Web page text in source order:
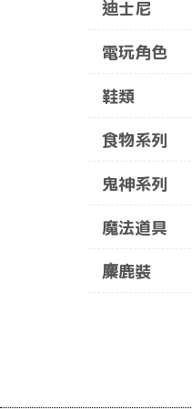
迪士尼
電玩角色
鞋類
食物系列
鬼神系列
魔法道具
麋鹿裝